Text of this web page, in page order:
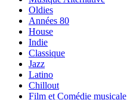
Oldies
Années 80
House
Indie
Classique
Jazz
Latino
Chillout
Film et Comédie musicale